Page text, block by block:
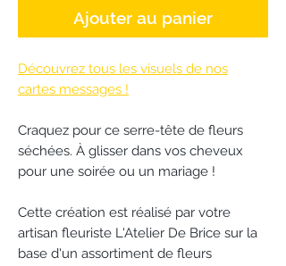
Ajouter au panier
Découvrez tous les visuels de nos
cartes messages !
Craquez pour ce serre-tête de fleurs
séchées. À glisser dans vos cheveux
pour une soirée ou un mariage !
Cette création est réalisé par votre
artisan fleuriste L'Atelier De Brice sur la
base d'un assortiment de fleurs